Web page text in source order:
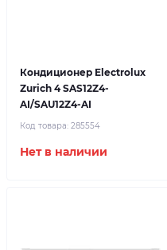
Кондиционер Electrolux
Zurich 4 SAS12Z4-
AI/SAU12Z4-AI
Код товара: 285554
Нет в наличии